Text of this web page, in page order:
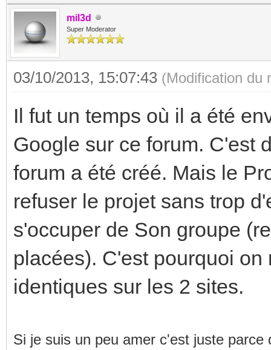
mil3d
Super Moderator
03/10/2013, 15:07:43 (Modification du
Il fut un temps où il a été
Google sur ce forum. C'est
forum a été créé. Mais le
refuser le projet sans trop
s'occuper de Son groupe
placées). C'est pourquoi
identiques sur les 2 sites.
Si je suis un peu amer c'est juste